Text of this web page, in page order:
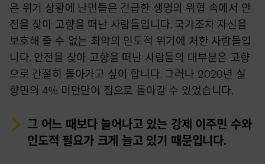
은 위기 상황에 난민들은 긴급한 생명의 위협 속에서 안
전을 찾아 고향을 떠난 사람들입니다. 국가조차 자신을
보호해 줄 수 없는 최악의 인도적 위기에 처한 사람들입
니다. 안전을 찾아 고향을 떠난 사람들의 대부분은 고향
으로 간절히 돌아가고 싶어 합니다. 그러나 2020년 실
향민의 4% 미만만이 집으로 돌아갈 수 있었습니다.
그 어느 때보다 늘어나고 있는 강제 이주민 수와
인도적 필요가 크게 늘고 있기 때문입니다.